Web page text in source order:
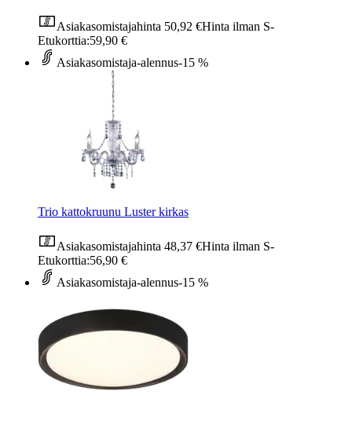
Asiakasomistajahinta 50,92 €Hinta ilman S-
Etukorttia:59,90 €
Asiakasomistaja-alennus-15 %
Trio kattokruunu Luster kirkas
Asiakasomistajahinta 48,37 €Hinta ilman S-
Etukorttia:56,90 €
Asiakasomistaja-alennus-15 %